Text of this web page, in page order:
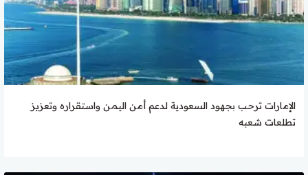
الإمارات ترحب بجهود السعودية لدعم أمن اليمن واستقراره وتعزيز
تطلعات شعبه